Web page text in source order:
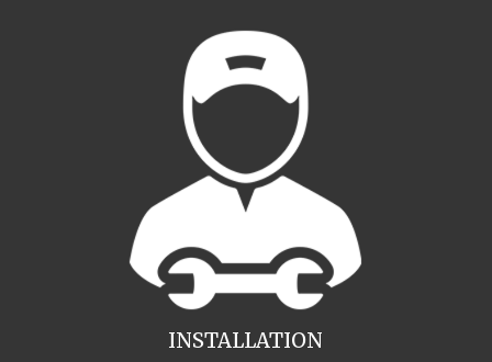
INSTALLATION